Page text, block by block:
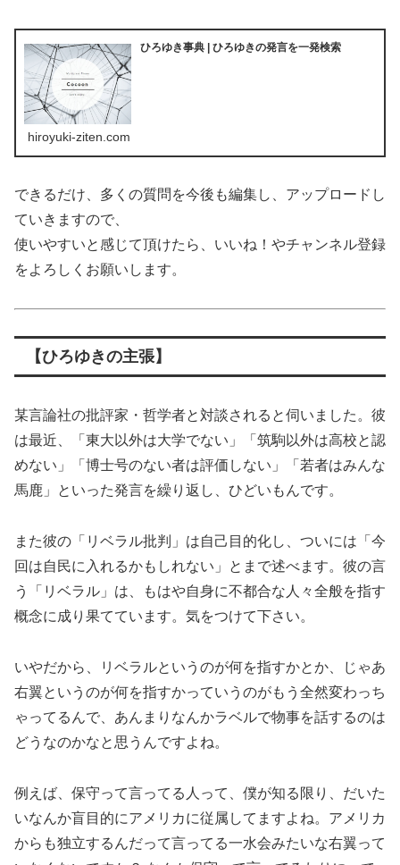
ひろゆき事典 | ひろゆきの発言を一発検索
hiroyuki-ziten.com
できるだけ、多くの質問を今後も編集し、アップロードし
ていきますので、
使いやすいと感じて頂けたら、いいね！やチャンネル登録
をよろしくお願いします。
【ひろゆきの主張】
某言論社の批評家・哲学者と対談されると伺いました。彼
は最近、「東大以外は大学でない」「筑駒以外は高校と認
めない」「博士号のない者は評価しない」「若者はみんな
馬鹿」といった発言を繰り返し、ひどいもんです。
また彼の「リベラル批判」は自己目的化し、ついには「今
回は自民に入れるかもしれない」とまで述べます。彼の言
う「リベラル」は、もはや自身に不都合な人々全般を指す
概念に成り果てています。気をつけて下さい。
いやだから、リベラルというのが何を指すかとか、じゃあ
右翼というのが何を指すかっていうのがもう全然変わっち
ゃってるんで、あんまりなんかラベルで物事を話するのは
どうなのかなと思うんですよね。
例えば、保守って言ってる人って、僕が知る限り、だいた
いなんか盲目的にアメリカに従属してますよね。アメリカ
からも独立するんだって言ってる一水会みたいな右翼って